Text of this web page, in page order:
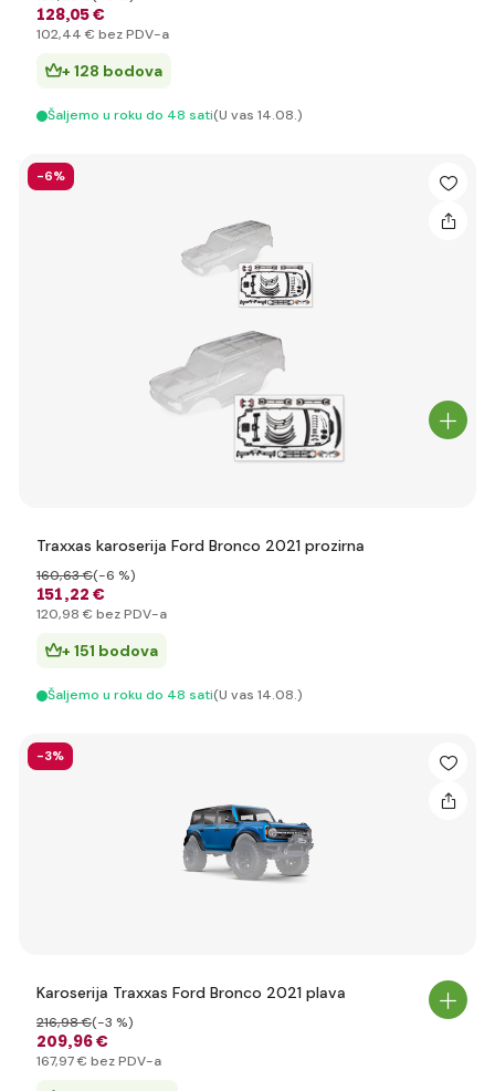
128,05 €
102,44 € bez PDV-a
+ 128 bodova
Šaljemo u roku do 48 sati(U vas 14.08.)
-6%
Traxxas karoserija Ford Bronco 2021 prozirna
151,22 €
160,63 €(-6 %)
120,98 € bez PDV-a
+ 151 bodova
Šaljemo u roku do 48 sati(U vas 14.08.)
-3%
Karoserija Traxxas Ford Bronco 2021 plava
209,96 €
216,98 €(-3 %)
167,97 € bez PDV-a